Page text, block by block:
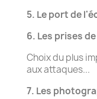
5. Le port de
6. Les prises
Choix du plus
aux attaques...
7. Les